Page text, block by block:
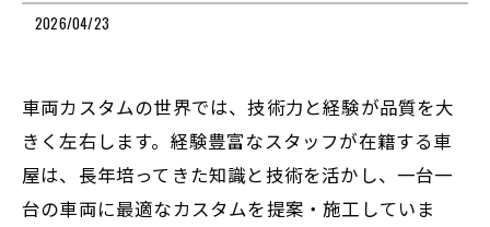
2026/04/23
車両カスタムの世界では、技術力と経験が品質を大
きく左右します。経験豊富なスタッフが在籍する車
屋は、長年培ってきた知識と技術を活かし、一台一
台の車両に最適なカスタムを提案・施工していま